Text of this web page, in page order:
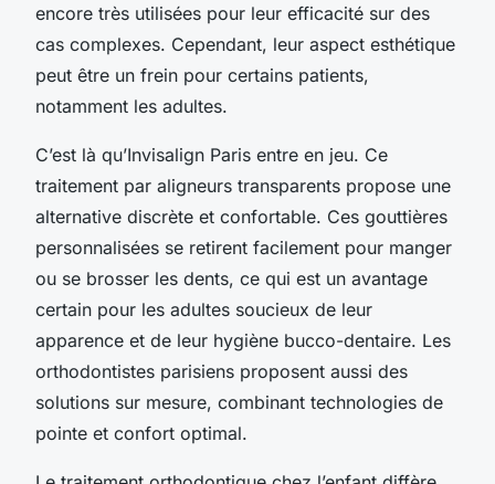
encore très utilisées pour leur efficacité sur des
cas complexes. Cependant, leur aspect esthétique
peut être un frein pour certains patients,
notamment les adultes.
C’est là qu’Invisalign Paris entre en jeu. Ce
traitement par aligneurs transparents propose une
alternative discrète et confortable. Ces gouttières
personnalisées se retirent facilement pour manger
ou se brosser les dents, ce qui est un avantage
certain pour les adultes soucieux de leur
apparence et de leur hygiène bucco-dentaire. Les
orthodontistes parisiens proposent aussi des
solutions sur mesure, combinant technologies de
pointe et confort optimal.